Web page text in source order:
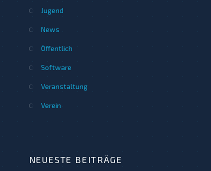
Jugend
News
Öffentlich
Software
Veranstaltung
Verein
NEUESTE BEITRÄGE